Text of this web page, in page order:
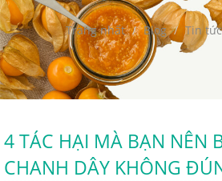
Trang nhất Blog Tin
4 TÁC HẠI MÀ BẠN NÊN
CHANH DÂY KHÔNG